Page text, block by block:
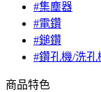
#集塵器
#電鑽
#鎚鑽
#鑽孔機/洗孔
商品特色